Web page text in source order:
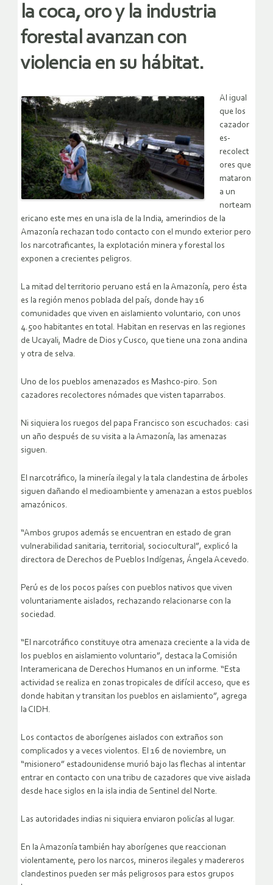
la coca, oro y la industria
forestal avanzan con
violencia en su hábitat.
Al igual
que los
cazador
es-
recolect
ores que
mataron
a un
norteam
ericano este mes en una isla de la India, amerindios de la
Amazonía rechazan todo contacto con el mundo exterior pero
los narcotraficantes, la explotación minera y forestal los
exponen a crecientes peligros.
La mitad del territorio peruano está en la Amazonía, pero ésta
es la región menos poblada del país, donde hay 16
comunidades que viven en aislamiento voluntario, con unos
4.500 habitantes en total. Habitan en reservas en las regiones
de Ucayali, Madre de Dios y Cusco, que tiene una zona andina
y otra de selva.
Uno de los pueblos amenazados es Mashco-piro. Son
cazadores recolectores nómades que visten taparrabos.
Ni siquiera los ruegos del papa Francisco son escuchados: casi
un año después de su visita a la Amazonía, las amenazas
siguen.
El narcotráfico, la minería ilegal y la tala clandestina de árboles
siguen dañando el medioambiente y amenazan a estos pueblos
amazónicos.
“Ambos grupos además se encuentran en estado de gran
vulnerabilidad sanitaria, territorial, sociocultural”, explicó la
directora de Derechos de Pueblos Indígenas, Ángela Acevedo.
Perú es de los pocos países con pueblos nativos que viven
voluntariamente aislados, rechazando relacionarse con la
sociedad.
“El narcotráfico constituye otra amenaza creciente a la vida de
los pueblos en aislamiento voluntario”, destaca la Comisión
Interamericana de Derechos Humanos en un informe. “Esta
actividad se realiza en zonas tropicales de difícil acceso, que es
donde habitan y transitan los pueblos en aislamiento”, agrega
la CIDH.
Los contactos de aborígenes aislados con extraños son
complicados y a veces violentos. El 16 de noviembre, un
“misionero” estadounidense murió bajo las flechas al intentar
entrar en contacto con una tribu de cazadores que vive aislada
desde hace siglos en la isla india de Sentinel del Norte.
Las autoridades indias ni siquiera enviaron policías al lugar.
En la Amazonía también hay aborígenes que reaccionan
violentamente, pero los narcos, mineros ilegales y madereros
clandestinos pueden ser más peligrosos para estos grupos